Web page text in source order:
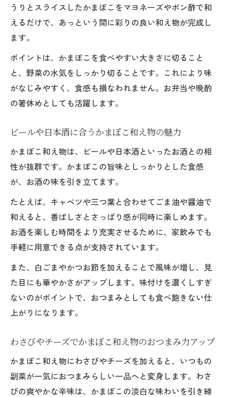
うりとスライスしたかまぼこをマヨネーズやポン酢で和
えるだけで、あっという間に彩りの良い和え物が完成し
ます。
ポイントは、かまぼこを食べやすい大きさに切ること
と、野菜の水気をしっかり切ることです。これにより味
がなじみやすく、食感も損なわれません。お弁当や晩酌
の箸休めとしても活躍します。
ビールや日本酒に合うかまぼこ和え物の魅力
かまぼこ和え物は、ビールや日本酒といったお酒との相
性が抜群です。かまぼこの旨味としっかりとした食感
が、お酒の味を引き立てます。
たとえば、キャベツや三つ葉と合わせてごま油や醤油で
和えると、香ばしさとさっぱり感が同時に楽しめます。
お酒を楽しむ時間をより充実させるために、家飲みでも
手軽に用意できる点が支持されています。
また、白ごまやかつお節を加えることで風味が増し、見
た目にも華やかさがアップします。味付けを濃くしすぎ
ないのがポイントで、おつまみとしても食べ飽きない仕
上がりになります。
わさびやチーズでかまぼこ和え物のおつまみ力アップ
かまぼこ和え物にわさびやチーズを加えると、いつもの
副菜が一気におつまみらしい一品へと変身します。わさ
びの爽やかな辛味は、かまぼこの淡白な味わいを引き締